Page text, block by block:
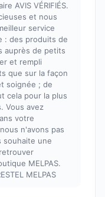
AVIS VÉRIFIÉS.
et nous
service
: des produits de
auprès de petits
et rempli
que sur la façon
soignée ; de
cela pour la plus
Vous avez
votre
n'avons pas
souhaite une
MELPAS.
MELPAS